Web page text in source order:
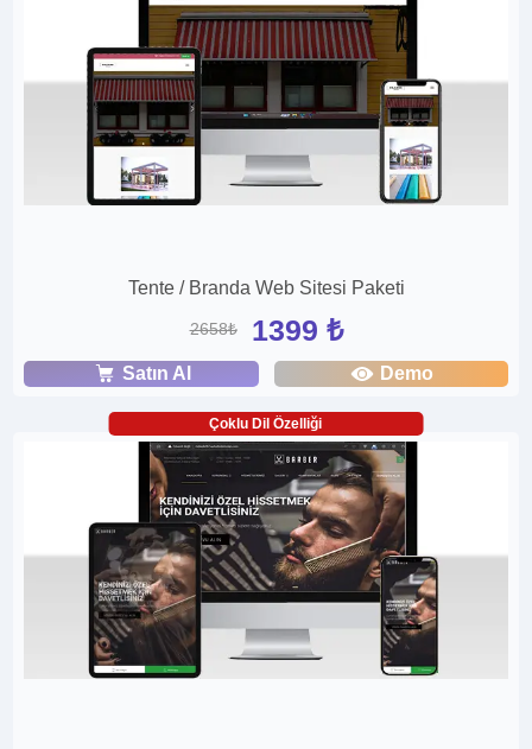
Tente / Branda Web Sitesi Paketi
2658₺ 1399 ₺
Satın Al Demo
Çoklu Dil Özelliği